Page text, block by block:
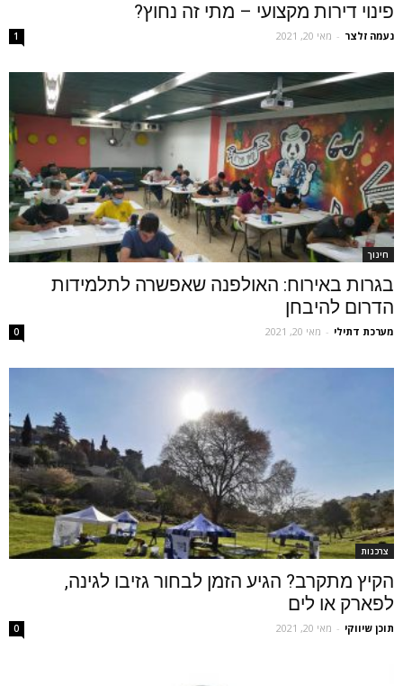
פינוי דירות מקצועי – מתי זה נחוץ?
נעמה זלצר - מאי 20, 2021 1
חינוך
בגרות באירוח: האולפנה שאפשרה לתלמידות
הדרום להיבחן
מערכת דתילי - מאי 20, 2021 0
צרכנות
הקיץ מתקרב? הגיע הזמן לבחור גזיבו לגינה,
לפארק או לים
תוכן שיווקי - מאי 20, 2021 0